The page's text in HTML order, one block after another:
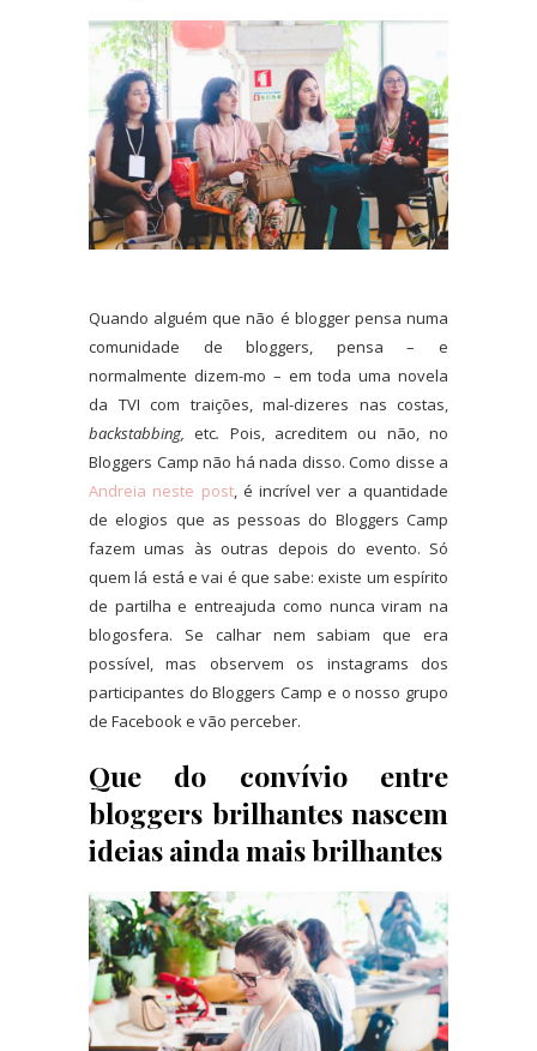
Quando alguém que não é blogger pensa numa
comunidade de bloggers, pensa – e
normalmente dizem-mo – em toda uma novela
da TVI com traições, mal-dizeres nas costas,
backstabbing,etc. Pois, acreditem ou não, no
Bloggers Camp não há nada disso. Como disse a
Andreia neste post, é incrível ver a quantidade
de elogios que as pessoas do Bloggers Camp
fazem umas às outras depois do evento. Só
quem lá está e vai é que sabe: existe um espírito
de partilha e entreajuda como nunca viram na
blogosfera. Se calhar nem sabiam que era
possível, mas observem os instagrams dos
participantes do Bloggers Camp e o nosso grupo
de Facebook e vão perceber.
Que do convívio entre
bloggers brilhantes nascem
ideias ainda mais brilhantes